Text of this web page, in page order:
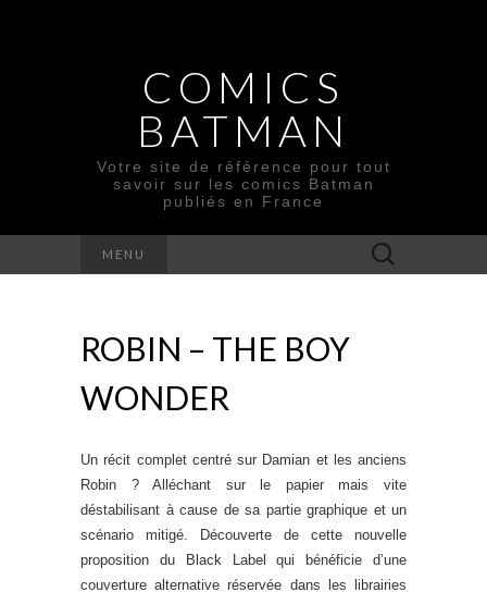
COMICS
BATMAN
Votre site de référence pour tout
savoir sur les comics Batman
publiés en France
MENU Rechercher :
ROBIN – THE BOY
WONDER
Un récit complet centré sur Damian et les anciens
Robin ? Alléchant sur le papier mais vite
déstabilisant à cause de sa partie graphique et un
scénario mitigé. Découverte de cette nouvelle
proposition du Black Label qui bénéficie d’une
couverture alternative réservée dans les librairies